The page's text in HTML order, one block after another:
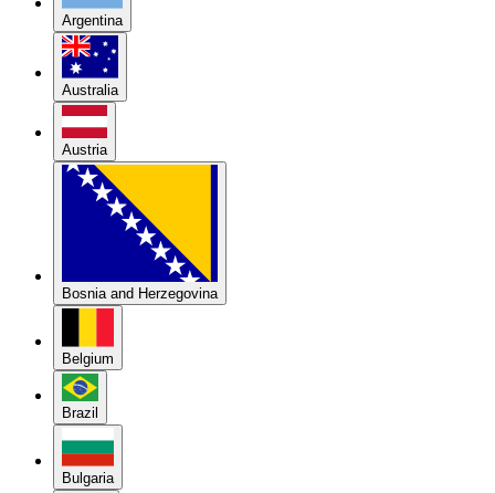
Argentina
Australia
Austria
Bosnia and Herzegovina
Belgium
Brazil
Bulgaria